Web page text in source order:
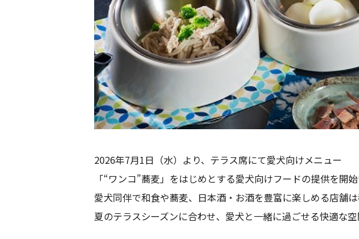
2026年7月1日（水）より、テラス席にて愛犬向けメニュー
「“ワンコ”蕎麦」をはじめとする愛犬向けフードの提供を開
愛犬同伴で和食や蕎麦、日本酒・お酒を豊富に楽しめる店舗は
夏のテラスシーズンに合わせ、愛犬と一緒に過ごせる快適な